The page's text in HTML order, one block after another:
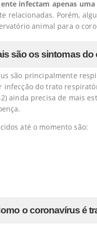
infectam apenas uma
relacionadas. Porém,
animal para o
são os sintomas
são principalmente
infecção do trato
2) ainda precisa de mais
até o momento são:
o coronavírus é